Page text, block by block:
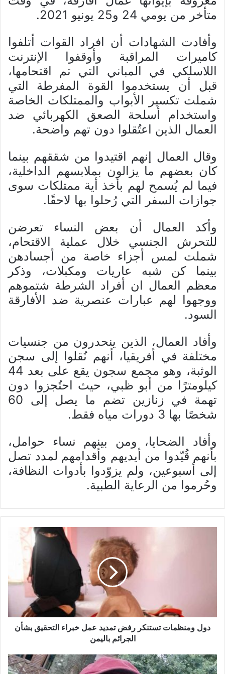
متأخر من يومي 24 و25 يونيو 2021.
وأفادت الشهادات أن افراد القوات أتلفوا
كاميرات المراقبة وأوقفوا الإنترنت
اللاسلكي في المباني التي تم اقتحامها،
قبل أن يستخدموا القوة المفرطة التي
شملت تكسير الأبواب والممتلكات الخاصة
واستخدام أسلحة الصعق الكهربائي ضد
العمال الذين اعتُقلوا دون تهم واضحة.
وقال العمال إنهم اقتيدوا من شققهم بينما
كان بعضهم ما يزالون بملابسهم الداخلية،
فيما لم يُسمح لهم بأخذ أية ممتلكات سوى
جوازات السفر التي رُحلوا بها لاحقًا.
وأكد العمال أن بعض النساء تعرضن
للتحرش الجنسي خلال عملية الاقتحام،
شملت لمس أجزاء خاصة من أجسادهن
بينما كن شبه عاريات ومكبلات، وذكر
معظم العمال ان أفراد الشرطة شتموهم
ووجهوا لهم عبارات عنصرية ضد الأفارقة
السود.
وأفاد العمال، الذين ينحدرون من جنسيات
مختلفة في أفريقيا، أنهم نُقلوا إلى سجن
الوثبة، وهو مجمع سجون يقع على بعد 44
كيلومترًا من أبو ظبي، حيث احتُجزوا دون
تهمة في زنازين تضم ما يصل إلى 60
شخصًا بها 3 دورات مياه فقط.
وأفاد الضحايا، ومن بينهم نساء حوامل،
بأنهم قُيّدوا من أيديهم وأقدامهم لمدد تصل
إلى أسبوعين، ولم يزوّدوا بأدوات النظافة،
وحُرموا من الرعاية الطبية.
دول ومنظمات تستنكر رفض تمديد عمل خبراء التحقيق بشأن
الجرائم باليمن